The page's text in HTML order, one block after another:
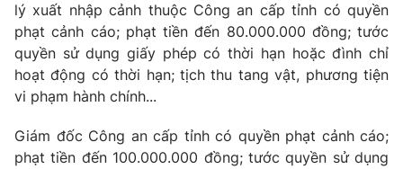
lý xuất nhập cảnh thuộc Công an cấp tỉnh có quyền
phạt cảnh cáo; phạt tiền đến 80.000.000 đồng; tước
quyền sử dụng giấy phép có thời hạn hoặc đình chỉ
hoạt động có thời hạn; tịch thu tang vật, phương tiện
vi phạm hành chính...
Giám đốc Công an cấp tỉnh có quyền phạt cảnh cáo;
phạt tiền đến 100.000.000 đồng; tước quyền sử dụng